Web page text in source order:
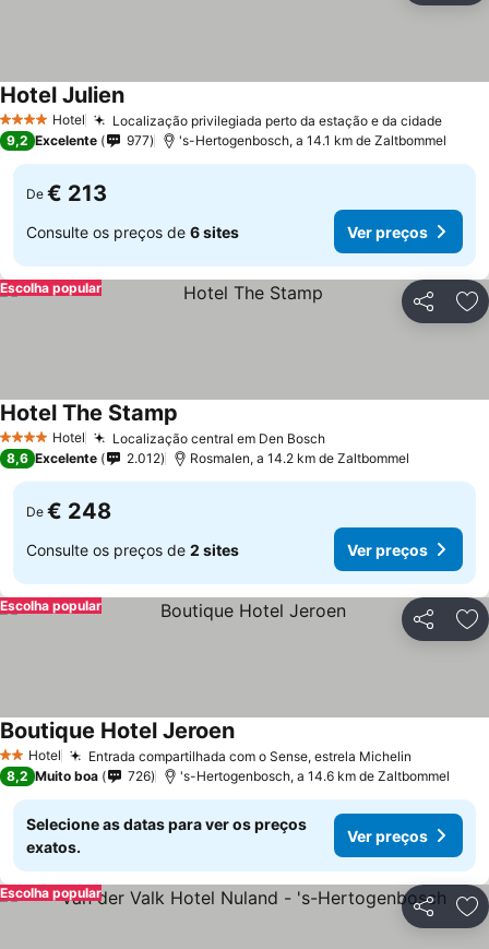
4 EstrelasHotel Localização privilegiada perto da estação e da cidade
Hotel Julien
9,2 Excelente 977 's-Hertogenbosch, a 14.1 km de Zaltbommel
De € 213
Consulte os preços de 6 sites Ver preços
Partilhar
Escolha popular
4 EstrelasHotel Localização central em Den Bosch
Hotel The Stamp
8,6 Excelente 2.012 Rosmalen, a 14.2 km de Zaltbommel
De € 248
Consulte os preços de 2 sites Ver preços
Partilhar
Escolha popular
2 Estrelas
Hotel Entrada compartilhada com o Sense, estrela Michelin
Boutique Hotel Jeroen
8,2 Muito boa 726 's-Hertogenbosch, a 14.6 km de Zaltbommel
Selecione as datas para ver os preços
exatos.
Ver preços
Partilhar
Escolha popular